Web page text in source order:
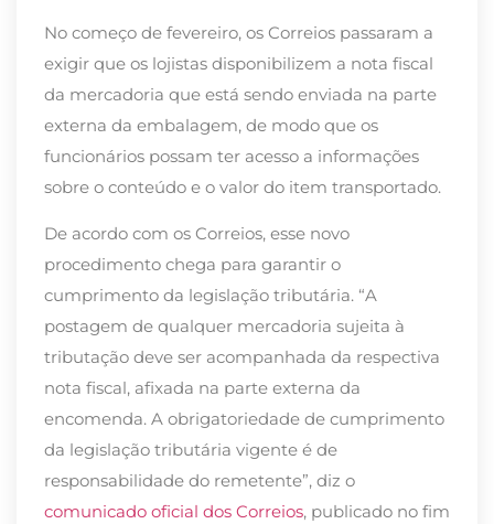
No começo de fevereiro, os Correios passaram a
exigir que os lojistas disponibilizem a nota fiscal
da mercadoria que está sendo enviada na parte
externa da embalagem, de modo que os
funcionários possam ter acesso a informações
sobre o conteúdo e o valor do item transportado.
De acordo com os Correios, esse novo
procedimento chega para garantir o
cumprimento da legislação tributária. “A
postagem de qualquer mercadoria sujeita à
tributação deve ser acompanhada da respectiva
nota fiscal, afixada na parte externa da
encomenda. A obrigatoriedade de cumprimento
da legislação tributária vigente é de
responsabilidade do remetente”, diz o
comunicado oficial dos Correios, publicado no fim